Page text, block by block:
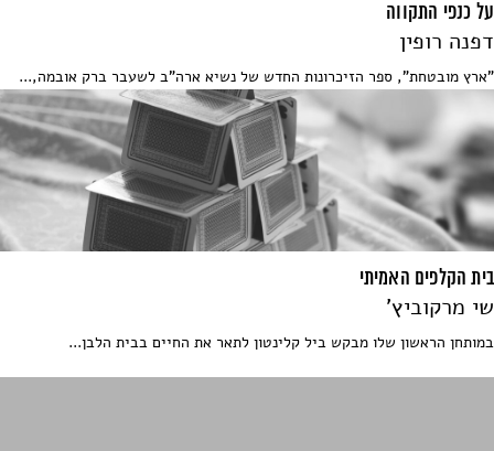
על כנפי התקווה
דפנה רופין
"ארץ מובטחת", ספר הזיכרונות החדש של נשיא ארה"ב לשעבר ברק אובמה,...
בית הקלפים האמיתי
שי מרקוביץ'
במותחן הראשון שלו מבקש ביל קלינטון לתאר את החיים בבית הלבן...